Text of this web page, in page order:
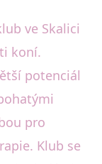
ve Skalici
koní.
potenciál
pro
Klub se